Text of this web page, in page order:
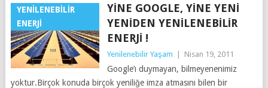
YENILENEBILIR
ENERJI
YINE GOOGLE, YINE YENI
YENIDEN YENILENEBILIR
ENERJI !
Yenilenebilir Yaşam Nisan 19, 2011
Google’ı duymayan, bilmeyenenimiz
yoktur.Birçok konuda birçok yeniliğe imza atmasını bilen bir